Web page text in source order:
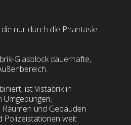
nur durch die Phantasie
Glasblock dauerhafte,
ist Vistabrik in
Umgebungen,
und Gebäuden
Polizeistationen weit